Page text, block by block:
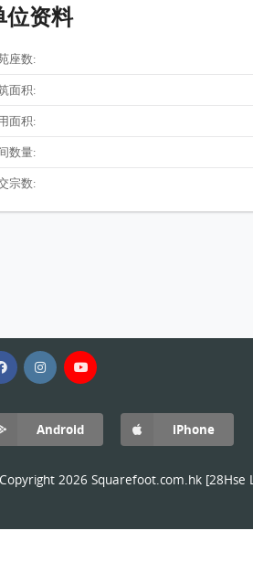
位资料
座数:
面积:
面积:
数量:
宗数:
Android iPhone
2026 Squarefoot.com.hk [28Hse